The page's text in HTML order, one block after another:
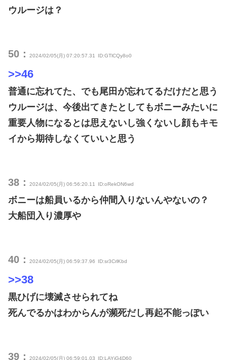
ウルージは？
50： 2024/02/05(月) 07:20:57.31 ID:GTlCQy8o0
>>46
普通に忘れてた、でも尾田が忘れてるだけだと思う
ウルージは、今後出てきたとしてもボニーみたいに
重要人物になるとは思えないし強くないし顔もキモ
イから期待しなくていいと思う
38： 2024/02/05(月) 06:56:20.11 ID:oRekON6wd
ボニーは船員いるから仲間入りないんやないの？
大船団入り濃厚や
40： 2024/02/05(月) 06:59:37.96 ID:sr3CrlKbd
>>38
黒ひげに壊滅させられてね
死んでるかはわからんが瀕死だし再起不能っぽい
39： 2024/02/05(月) 06:59:01.03 ID:LAYiG4D60